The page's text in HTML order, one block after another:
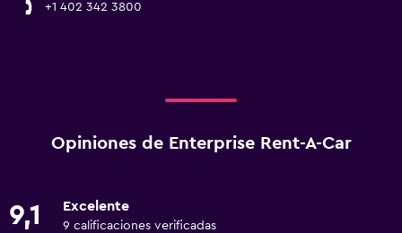
+1 402 342 3800
Opiniones de Enterprise Rent-A-Car
9,1 Excelente
9 calificaciones verificadas